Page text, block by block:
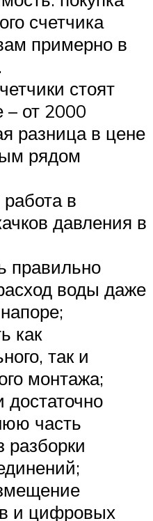
счетчика
примерно в
стоят
– от 2000
разница в цене
рядом
в
давления в
правильно
воды даже
как
так и
монтажа;
достаточно
часть
разборки
и цифровых